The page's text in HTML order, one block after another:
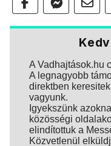
A Vadhajtások.hu
A legnagyobb
direktben
vagyunk.
Igyekszünk
közösségi
elindítottuk a
Közvetlenül